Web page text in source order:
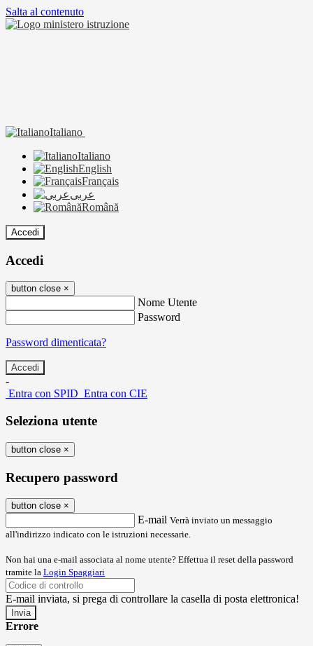
Salta al contenuto
Italiano
Italiano
English
Français
عربى
Română
Accedi
Accedi
button close ×
Nome Utente
Password
Password dimenticata?
-
Entra con SPID Entra con CIE
Seleziona utente
button close ×
Recupero password
button close ×
E-mail Verrà inviato un messaggio
all'indirizzo indicato con le istruzioni necessarie.
Non hai una e-mail associata al nome utente? Effettua il reset della password
tramite la Login Spaggiari
E-mail inviata, si prega di controllare la casella di posta elettronica!
Errore